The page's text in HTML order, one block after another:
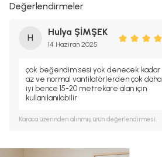
Değerlendirmeler
H
Hulya ŞİMŞEK
14 Haziran 2025
çok beğendim sesi yok denecek kadar
az ve normal vantilatörlerden çok daha
iyi bence 15-20 metrekare alan için
kullanılanılabilir
Karaca üzerinden alınmış ürün değerlendirmesi.